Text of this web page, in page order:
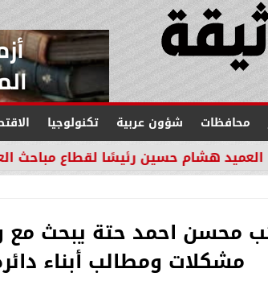
محافظات شؤون عربية تكنولوجيا
رئيسًا لقطاع مباحث العاصمة الإدارية
محسن احمد حتة يبحث مع
مشكلات ومطالب أبناء